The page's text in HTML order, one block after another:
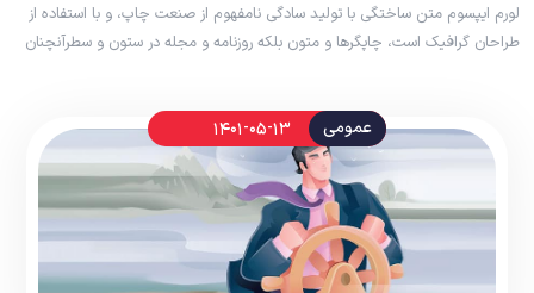
لورم ایپسوم متن ساختگی با تولید سادگی نامفهوم از صنعت چاپ، و با استفاده از
طراحان گرافیک است، چاپگرها و متون بلکه روزنامه و مجله در ستون و سطرآنچنان
عمومی 1401-05-13